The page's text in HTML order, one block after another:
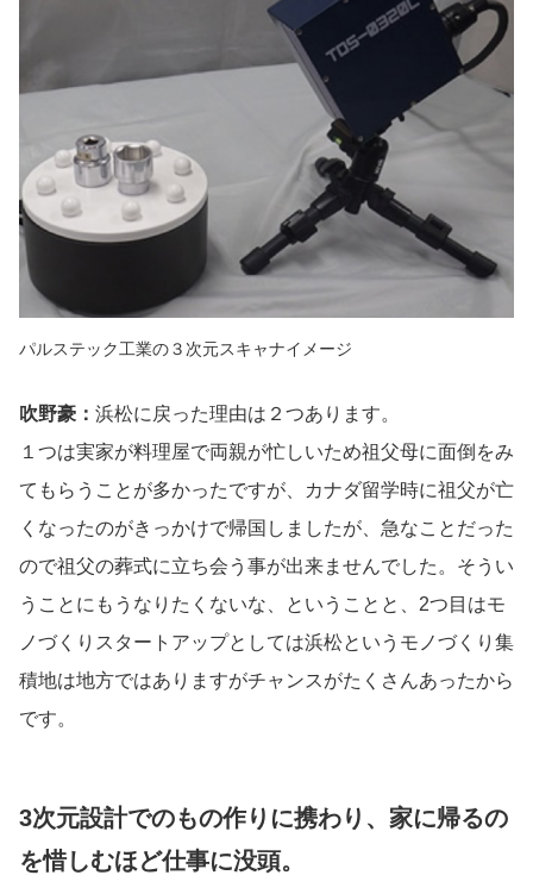
パルステック工業の３次元スキャナイメージ
吹野豪： 浜松に戻った理由は２つあります。
１つは実家が料理屋で両親が忙しいため祖父母に面倒をみ
てもらうことが多かったですが、カナダ留学時に祖父が亡
くなったのがきっかけで帰国しましたが、急なことだった
ので祖父の葬式に立ち会う事が出来ませんでした。そうい
うことにもうなりたくないな、ということと、2つ目はモ
ノづくりスタートアップとしては浜松というモノづくり集
積地は地方ではありますがチャンスがたくさんあったから
です。
3次元設計でのもの作りに携わり、家に帰るの
を惜しむほど仕事に没頭。